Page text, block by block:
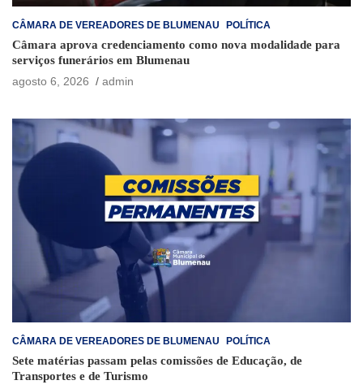
CÂMARA DE VEREADORES DE BLUMENAU POLÍTICA
Câmara aprova credenciamento como nova modalidade para
serviços funerários em Blumenau
agosto 6, 2026
admin
CÂMARA DE VEREADORES DE BLUMENAU POLÍTICA
Sete matérias passam pelas comissões de Educação, de
Transportes e de Turismo